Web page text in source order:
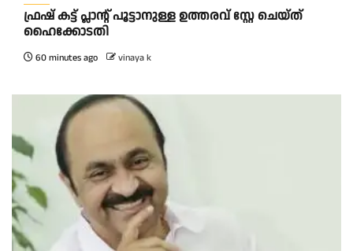
ഫ്രഷ് കട്ട് പ്ലാന്റ് പൂട്ടാനുള്ള ഉത്തരവ് സ്റ്റേ ചെയ്ത്
ഹൈക്കോടതി
60 minutes ago vinaya k